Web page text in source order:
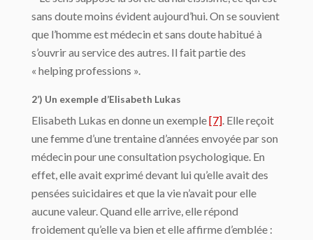
sans doute moins évident aujourd’hui. On se souvient
que l’homme est médecin et sans doute habitué à
s’ouvrir au service des autres. Il fait partie des
« helping professions ».
2’) Un exemple d’Elisabeth Lukas
Elisabeth Lukas en donne un exemple[7]. Elle reçoit
une femme d’une trentaine d’années envoyée par son
médecin pour une consultation psychologique. En
effet, elle avait exprimé devant lui qu’elle avait des
pensées suicidaires et que la vie n’avait pour elle
aucune valeur. Quand elle arrive, elle répond
froidement qu’elle va bien et elle affirme d’emblée :